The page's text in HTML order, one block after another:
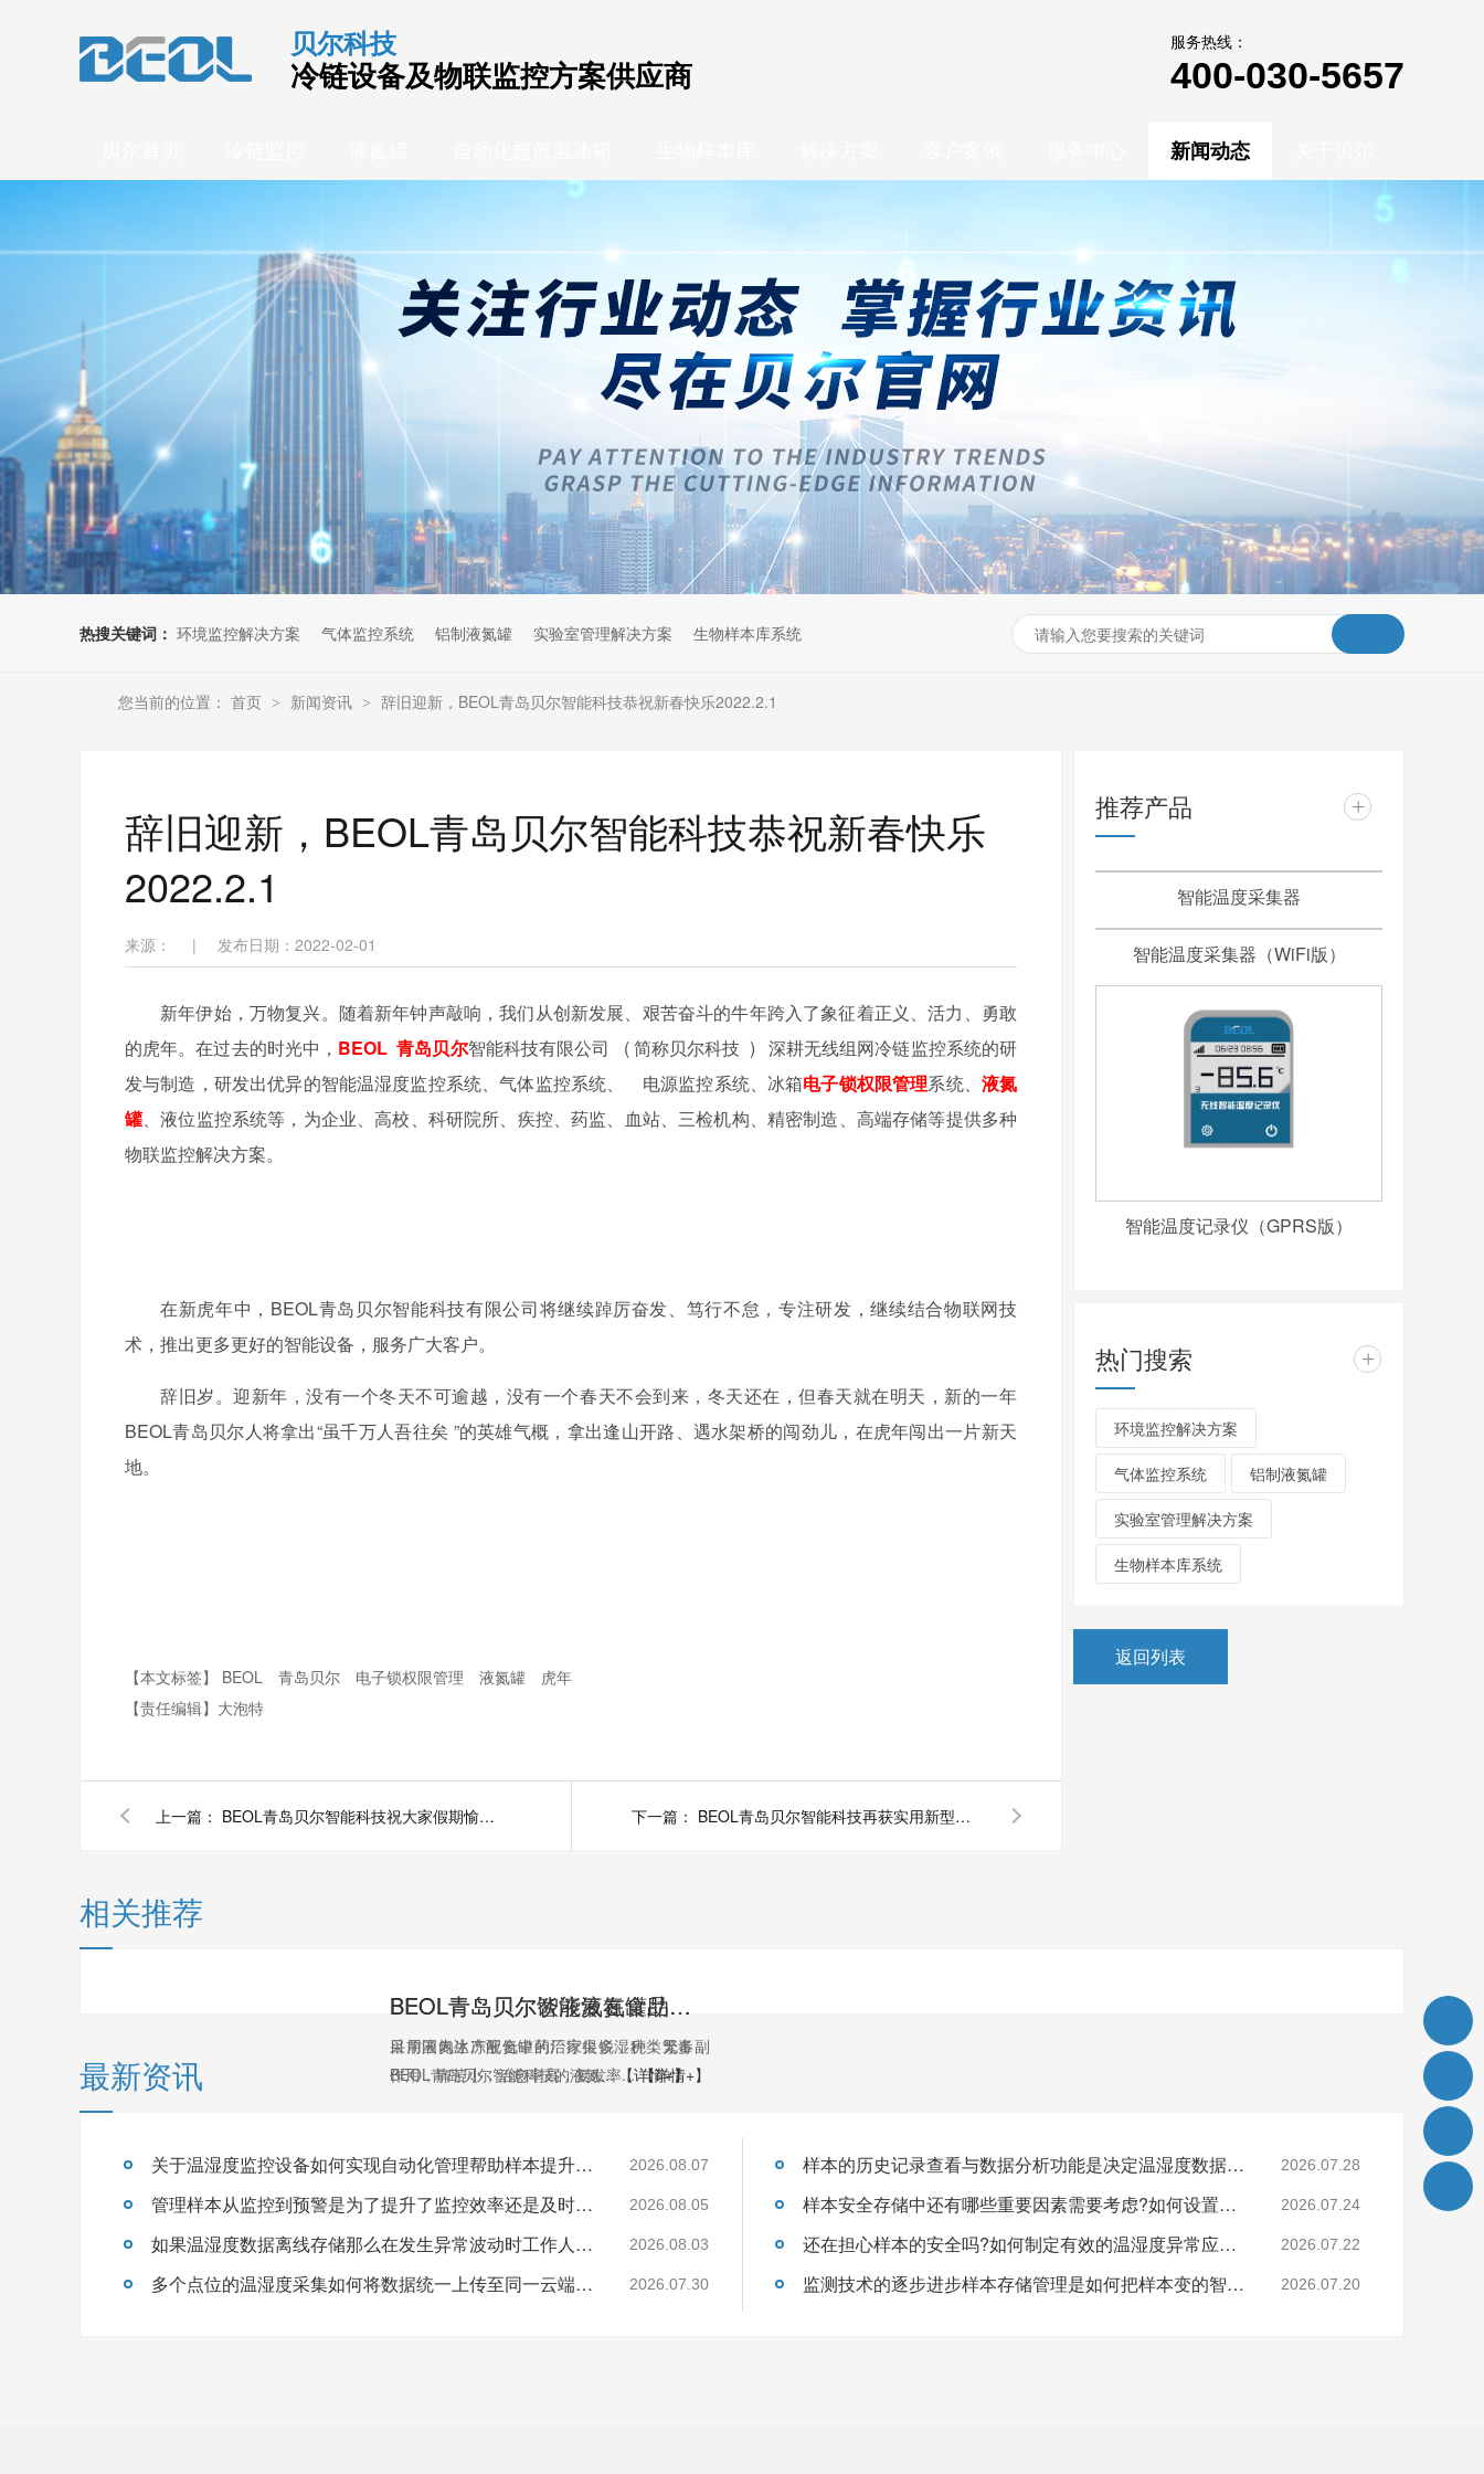
贝尔科技
冷链设备及物联监控方案供应商
服务热线：
400-030-5657
新闻动态
热搜关键词： 环境监控解决方案 气体监控系统 铝制液氮罐 实验室管理解决方案 生物样本库系统
您当前的位置： 首页 > 新闻资讯 > 辞旧迎新，BEOL青岛贝尔智能科技恭祝新春快乐2022.2.1
辞旧迎新，BEOL青岛贝尔智能科技恭祝新春快乐
2022.2.1
来源： | 发布日期：2022-02-01
新年伊始，万物复兴。随着新年钟声敲响，我们从创新发展、艰苦奋斗的牛年跨入了象征着正义、活力、勇敢
的虎年。在过去的时光中， BEOL 青岛贝尔智能科技有限公司 (简称贝尔科技 ) 深耕无线组网冷链监控系统的研
发与制造，研发出优异的智能温湿度监控系统、气体监控系统、
电源监控系统、冰箱电子锁权限管理系统、 液氮
罐、液位监控系统等，为企业、高校、科研院所、疾控、药监、血站、三检机构、精密制造、高端存储等提供多种
物联监控解决方案。
在新虎年中， BEOL青岛贝尔智能科技有限公司将继续踔厉奋发、笃行不怠，专注研发，继续结合物联网技
术，推出更多更好的智能设备，服务广大客户。
辞旧岁。迎新年，没有一个冬天不可逾越，没有一个春天不会到来，冬天还在，但春天就在明天，新的一年
BEOL青岛贝尔人将拿出“虽千万人吾往矣 ”的英雄气概，拿出逢山开路、遇水架桥的闯劲儿，在虎年闯出一片新天
地。
【本文标签】 BEOL 青岛贝尔 电子锁权限管理 液氮罐
虎年
【责任编辑】 大泡特
上一篇： BEOL青岛贝尔智能科技祝大家假期愉悦2022.2.3 下一篇： BEOL青岛贝尔智能科技再获实用新型专利证书2022.1.15
推荐产品 +
智能温度采集器
智能温度采集器（WiFi版）
智能温度记录仪（GPRS版）
热门搜索 +
环境监控解决方案
气体监控系统 铝制液氮罐
实验室管理解决方案
生物样本库系统
返回列表
相关推荐
BEOL青岛贝尔谈液氮在食品低温粉碎中的应用2022.5.26
目前国内生产液氮罐的厂家很多，种类繁多，
BEOL青岛贝尔智能科技的液氮...【详情+】
BEOL青岛贝尔智能液氮罐助力临床医学2022.5.21
采用液氮冰冻配合中药治疗尖锐湿疣，无毒副
作用，痛苦小，治愈率高，复发率...【详情+】
最新资讯
关于温湿度监控设备如何实现自动化管理帮助样本提升保存的安全性呢?26.8.7 2026.08.07
管理样本从监控到预警是为了提升了监控效率还是及时处理异常的速度呢?26.8.5 2026.08.05
如果温湿度数据离线存储那么在发生异常波动时工作人员如何得知?26.8.3 2026.08.03
多个点位的温湿度采集如何将数据统一上传至同一云端平台呢?26.7.30 2026.07.30
样本的历史记录查看与数据分析功能是决定温湿度数据的关键吗?26.7.28 2026.07.28
样本安全存储中还有哪些重要因素需要考虑?如何设置样本安全?26.7.24 2026.07.24
还在担心样本的安全吗?如何制定有效的温湿度异常应急预案?26.7.22 2026.07.22
监测技术的逐步进步样本存储管理是如何把样本变的智能化和精细化?26.7.20 2026.07.20